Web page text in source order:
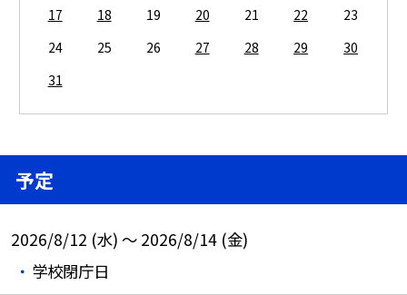
17
18 19 20 21 22
23
24
25 26 27 28 29
30
31
予定
2026/8/12 (水) ～ 2026/8/14 (金)
学校閉庁日